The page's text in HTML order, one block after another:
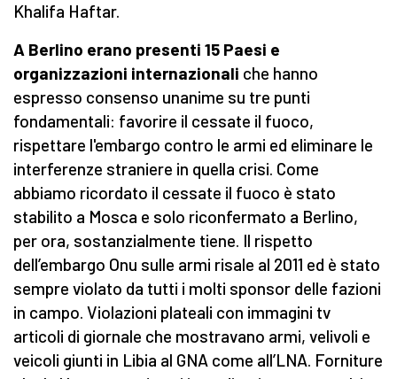
Khalifa Haftar.
A Berlino erano presenti 15 Paesi e
organizzazioni internazionali che hanno
espresso consenso unanime su tre punti
fondamentali: favorire il cessate il fuoco,
rispettare l'embargo contro le armi ed eliminare le
interferenze straniere in quella crisi. Come
abbiamo ricordato il cessate il fuoco è stato
stabilito a Mosca e solo riconfermato a Berlino,
per ora, sostanzialmente tiene. Il rispetto
dell’embargo Onu sulle armi risale al 2011 ed è stato
sempre violato da tutti i molti sponsor delle fazioni
in campo. Violazioni plateali con immagini tv
articoli di giornale che mostravano armi, velivoli e
veicoli giunti in Libia al GNA come all’LNA. Forniture